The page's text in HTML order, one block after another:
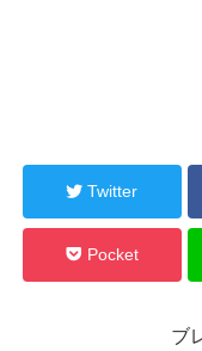
Twitter
Pocket
ブ